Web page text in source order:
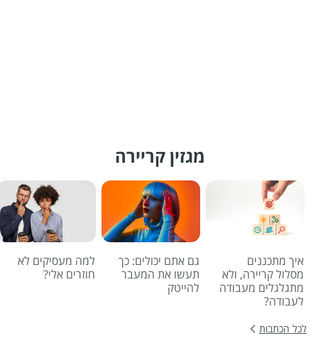
מגזין קריירה
איך מתכננים
מסלול קריירה, ולא
מתגלגלים מעבודה
לעבודה?
גם אתם יכולים: כך
תעשו את המעבר
להייטק
למה מעסיקים לא
חוזרים אלי?
לכל הכתבות